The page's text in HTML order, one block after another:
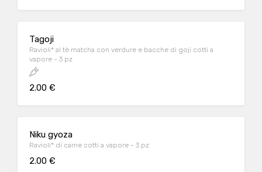
Tagoji
Ravioli* al tè matcha con verdure e bacche di goji cotti a
vapore - 3 pz
2.00 €
Niku gyoza
Ravioli* di carne cotti a vapore - 3 pz
2.00 €